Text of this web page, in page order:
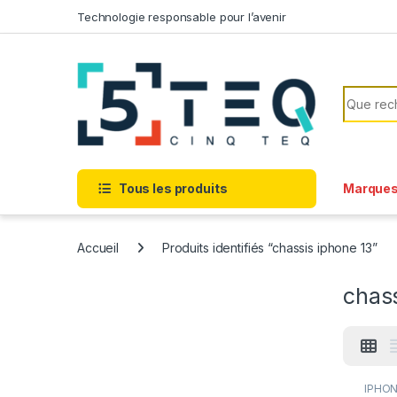
Technologie responsable pour l’avenir
Tous les produits Marques
Accueil Produits identifiés “chassis iphone 13”